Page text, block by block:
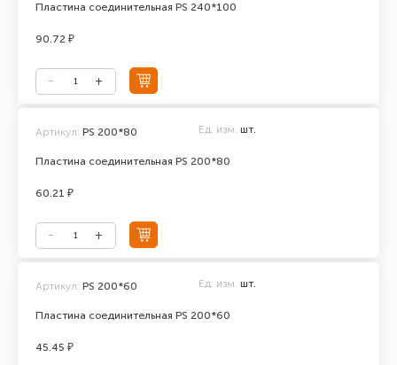
Пластина соединительная PS 240*100
90.72 ₽
Пластина соединительная PS 200*80
Артикул: PS 200*80 Ед. изм. шт.
60.21 ₽
Пластина соединительная PS 200*60
Артикул: PS 200*60 Ед. изм. шт.
45.45 ₽